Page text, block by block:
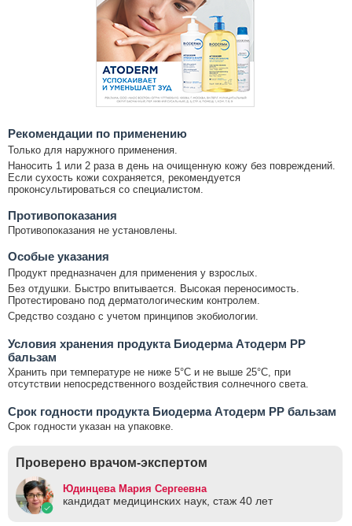
Рекомендации по применению
Только для наружного применения.
Наносить 1 или 2 раза в день на очищенную кожу без повреждений.
Если сухость кожи сохраняется, рекомендуется
проконсультироваться со специалистом.
Противопоказания
Противопоказания не установлены.
Особые указания
Продукт предназначен для применения у взрослых.
Без отдушки. Быстро впитывается. Высокая переносимость.
Протестировано под дерматологическим контролем.
Средство создано с учетом принципов экобиологии.
Условия хранения продукта Биодерма Атодерм PP
бальзам
Хранить при температуре не ниже 5°С и не выше 25°С, при
отсутствии непосредственного воздействия солнечного света.
Срок годности продукта Биодерма Атодерм PP бальзам
Срок годности указан на упаковке.
Проверено врачом-экспертом
Юдинцева Мария Сергеевна
кандидат медицинских наук, стаж 40 лет